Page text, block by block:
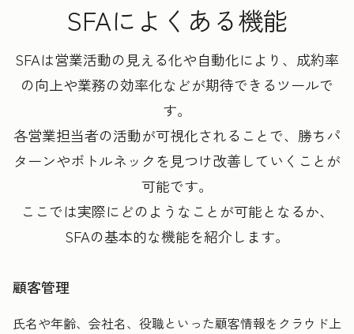
SFAによくある機能
SFAは営業活動の見える化や自動化により、成約率
の向上や業務の効率化などが期待できるツールで
す。
各営業担当者の活動が可視化されることで、勝ちパ
ターンやボトルネックを見つけ改善していくことが
可能です。
ここでは実際にどのようなことが可能となるか、
SFAの基本的な機能を紹介します。
顧客管理
氏名や年齢、会社名、役職といった顧客情報をクラウド上